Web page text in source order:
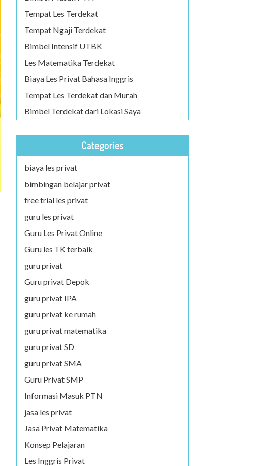
Tempat Les Terdekat
Tempat Ngaji Terdekat
Bimbel Intensif UTBK
Les Matematika Terdekat
Biaya Les Privat Bahasa Inggris
Tempat Les Terdekat dan Murah
Bimbel Terdekat dari Lokasi Saya
Categories
biaya les privat
bimbingan belajar privat
free trial les privat
guru les privat
Guru Les Privat Online
Guru les TK terbaik
guru privat
Guru privat Depok
guru privat IPA
guru privat ke rumah
guru privat matematika
guru privat SD
guru privat SMA
Guru Privat SMP
Informasi Masuk PTN
jasa les privat
Jasa Privat Matematika
Konsep Pelajaran
Les Inggris Privat